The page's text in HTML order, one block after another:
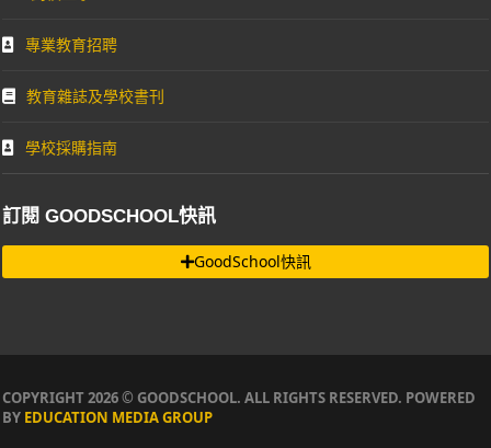
專業教育招聘
教育雜誌及學校書刊
學校採購指南
訂閱 GOODSCHOOL快訊
GoodSchool快訊
COPYRIGHT 2026 © GOODSCHOOL. ALL RIGHTS RESERVED. POWERED
BY EDUCATION MEDIA GROUP